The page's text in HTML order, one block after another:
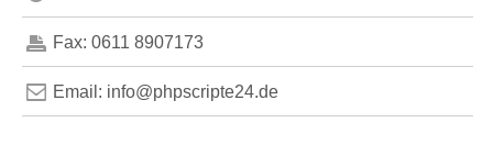
Fax: 0611 8907173
Email: info@phpscripte24.de